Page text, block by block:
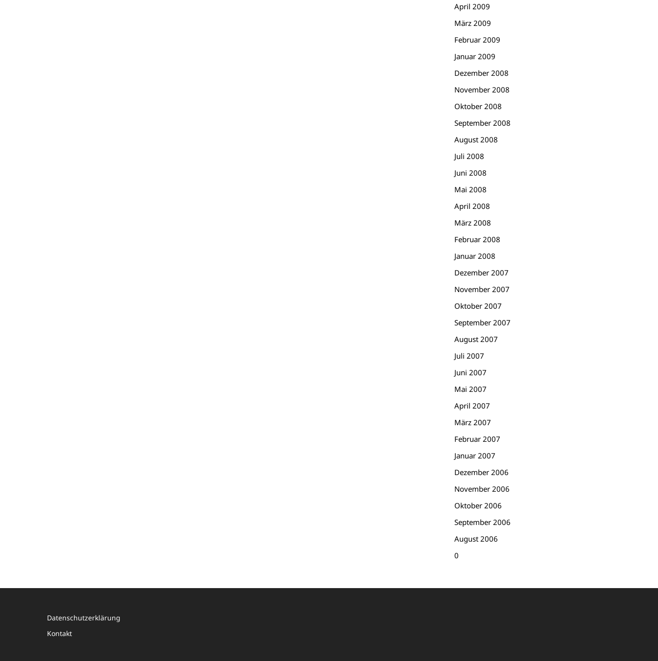
April 2009
März 2009
Februar 2009
Januar 2009
Dezember 2008
November 2008
Oktober 2008
September 2008
August 2008
Juli 2008
Juni 2008
Mai 2008
April 2008
März 2008
Februar 2008
Januar 2008
Dezember 2007
November 2007
Oktober 2007
September 2007
August 2007
Juli 2007
Juni 2007
Mai 2007
April 2007
März 2007
Februar 2007
Januar 2007
Dezember 2006
November 2006
Oktober 2006
September 2006
August 2006
0
Datenschutzerklärung
Kontakt